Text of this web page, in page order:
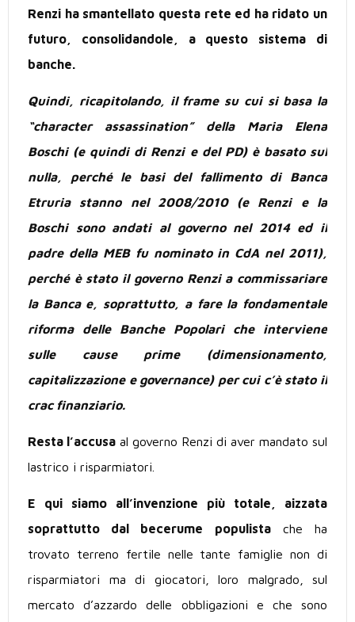
Renzi ha smantellato questa rete ed ha ridato un
futuro, consolidandole, a questo sistema di
banche.
Quindi, ricapitolando, il frame su cui si basa la
“character assassination” della Maria Elena
Boschi (e quindi di Renzi e del PD) è basato sul
nulla, perché le basi del fallimento di Banca
Etruria stanno nel 2008/2010 (e Renzi e la
Boschi sono andati al governo nel 2014 ed il
padre della MEB fu nominato in CdA nel 2011),
perché è stato il governo Renzi a commissariare
la Banca e, soprattutto, a fare la fondamentale
riforma delle Banche Popolari che interviene
sulle cause prime (dimensionamento,
capitalizzazione e governance) per cui c’è stato il
crac finanziario.
Resta l’accusa al governo Renzi di aver mandato sul
lastrico i risparmiatori.
E qui siamo all’invenzione più totale, aizzata
soprattutto dal becerume populistache ha
trovato terreno fertile nelle tante famiglie non di
risparmiatori ma di giocatori, loro malgrado, sul
mercato d’azzardo delle obbligazioni e che sono